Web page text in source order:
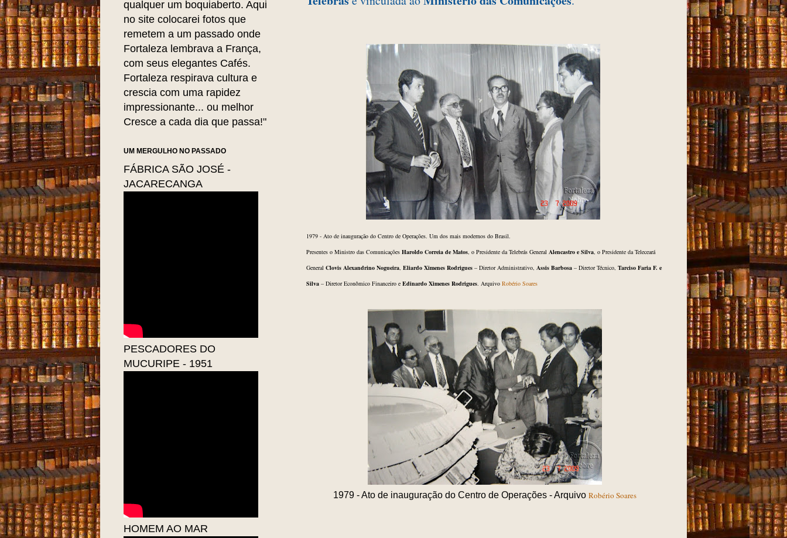
1979 - Ato de inauguração do Centro de Operações. Um dos mais modernos do Brasil.
Presentes o Ministro das Comunicações Haroldo Correia de Matos, o Presidente da Telebrás General Alencastro e Silva, o Presidente da Teleceará
General Clovis Alexandrino Nogueira, Eliardo Ximenes Rodrigues – Diretor Administrativo, Assis Barbosa – Diretor Técnico, Tarciso Faria F. e
Silva – Diretor Econômico Financeiro e Edinardo Ximenes Rodrigues. Arquivo Robério Soares
1979 - Ato de inauguração do Centro de Operações - Arquivo Robério Soares
qualquer um boquiaberto. Aqui
no site colocarei fotos que
remetem a um passado onde
Fortaleza lembrava a França,
com seus elegantes Cafés.
Fortaleza respirava cultura e
crescia com uma rapidez
impressionante... ou melhor
Cresce a cada dia que passa!"
UM MERGULHO NO PASSADO
FÁBRICA SÃO JOSÉ -
JACARECANGA
PESCADORES DO
MUCURIPE - 1951
HOMEM AO MAR